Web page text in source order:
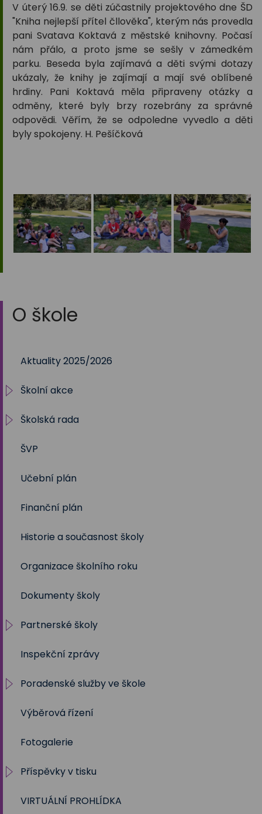
V úterý 16.9. se děti zúčastnily projektového dne ŠD
"Kniha nejlepší přítel čllověka", kterým nás provedla
pani Svatava Koktavá z městské knihovny. Počasí
nám přálo, a proto jsme se sešly v zámedkém
parku. Beseda byla zajímavá a děti svými dotazy
ukázaly, že knihy je zajímají a mají své oblíbené
hrdiny. Pani Koktavá měla připraveny otázky a
odměny, které byly brzy rozebrány za správné
odpovědi. Věřím, že se odpoledne vyvedlo a děti
byly spokojeny. H. Pešíčková
O škole
Aktuality 2025/2026
Školní akce
2025/2026
2024/2025
2023/2024
2022/2023
2021/2022
2020/2021
2019/2020
2018/2019
2017/2018
2016/2017
2015/2016
2014/2015
2013/2014
2012/2013
Školská rada
Volby 2017
Volby 2020
Volby 2023
ŠVP
Učební plán
Finanční plán
Historie a současnost školy
Organizace školního roku
Dokumenty školy
Partnerské školy
Projekty
Inspekční zprávy
Poradenské služby ve škole
Výchovný a kariérní poradce
Metodik prevence
Školní psycholog
Sociální pedagog
Výběrová řízení
Fotogalerie
Příspěvky v tisku
Školní rok 2023 - 2024
VIRTUÁLNÍ PROHLÍDKA